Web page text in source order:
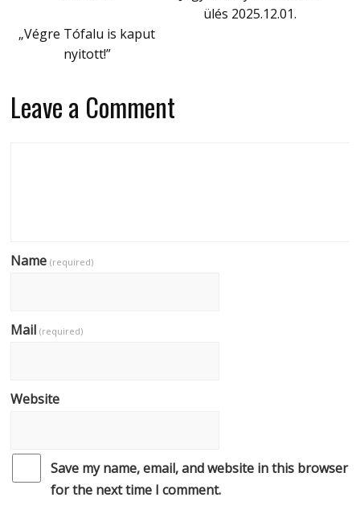
ülés 2025.12.01.
„Végre Tófalu is kaput
nyitott!”
Leave a Comment
Name(required)
Mail(required)
Website
Save my name, email, and website in this browser
for the next time I comment.